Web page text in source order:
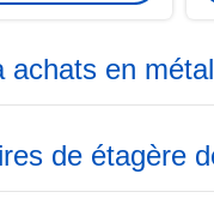
achats en métal
de étagère